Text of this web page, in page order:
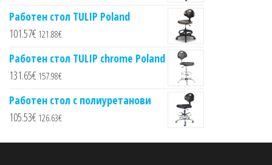
Работен стол TULIP Poland
101.57€ 121.88€
Работен стол TULIP chrome Poland
131.65€ 157.98€
Работен стол с полиуретанови
105.53€ 126.63€